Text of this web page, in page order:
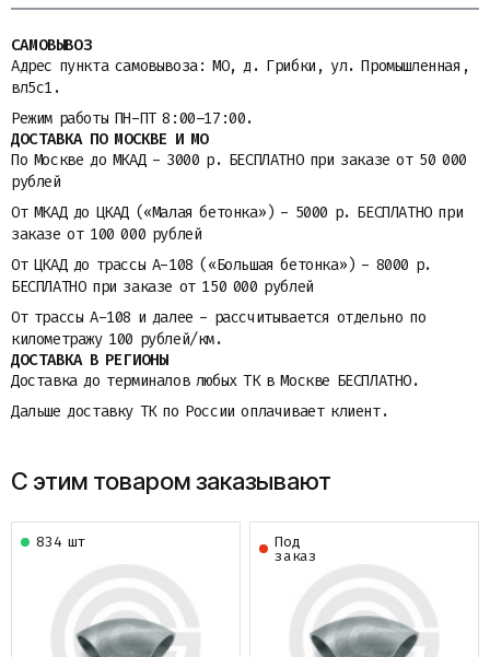
САМОВЫВОЗ
Адрес пункта самовывоза: МО, д. Грибки, ул. Промышленная,
вл5с1.
Режим работы ПН-ПТ 8:00–17:00.
ДОСТАВКА ПО МОСКВЕ И МО
По Москве до МКАД - 3000 р. БЕСПЛАТНО при заказе от 50 000
рублей
От МКАД до ЦКАД («Малая бетонка») - 5000 р. БЕСПЛАТНО при
заказе от 100 000 рублей
От ЦКАД до трассы A-108 («Большая бетонка») - 8000 р.
БЕСПЛАТНО при заказе от 150 000 рублей
От трассы A-108 и далее - рассчитывается отдельно по
километражу 100 рублей/км.
ДОСТАВКА В РЕГИОНЫ
Доставка до терминалов любых ТК в Москве БЕСПЛАТНО.
Дальше доставку ТК по России оплачивает клиент.
С этим товаром заказывают
834 шт Под
заказ